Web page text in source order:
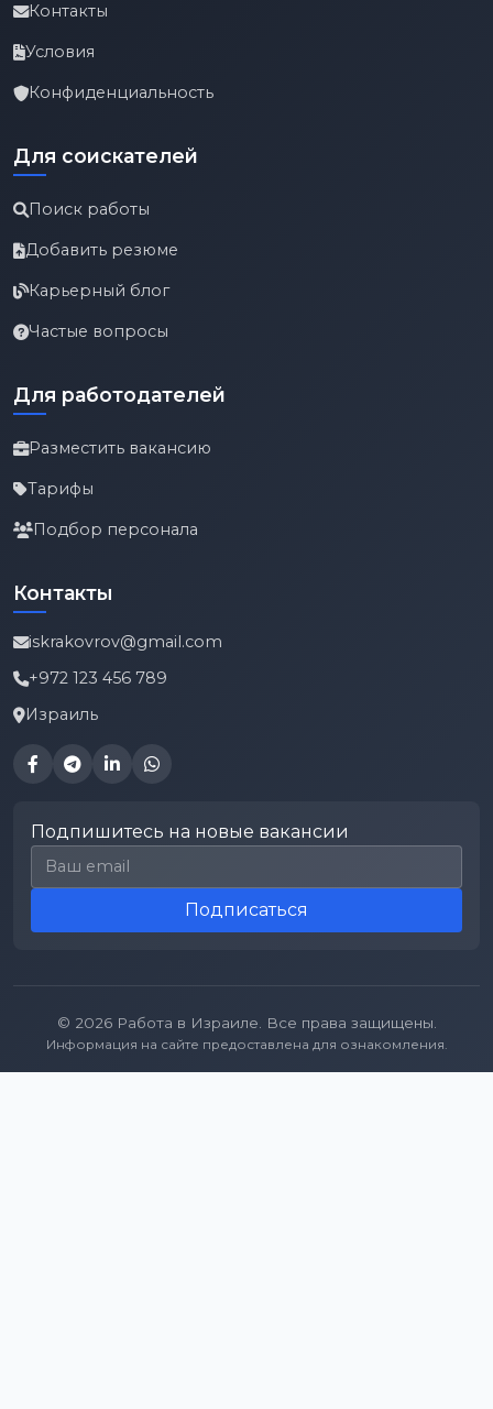
Контакты
Условия
Конфиденциальность
Для соискателей
Поиск работы
Добавить резюме
Карьерный блог
Частые вопросы
Для работодателей
Разместить вакансию
Тарифы
Подбор персонала
Контакты
iskrakovrov@gmail.com
+972 123 456 789
Израиль
Подпишитесь на новые вакансии
Email для подписки
Подписаться
© 2026 Работа в Израиле. Все права защищены.
Информация на сайте предоставлена для ознакомления.